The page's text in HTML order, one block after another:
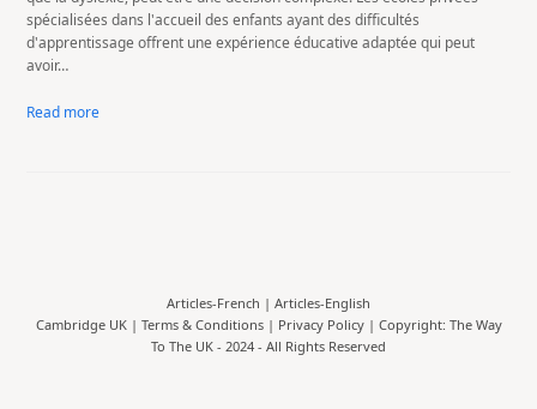
spécialisées dans l'accueil des enfants ayant des difficultés
d'apprentissage offrent une expérience éducative adaptée qui peut
avoir…
Read more
Articles-French | Articles-English
Cambridge UK | Terms & Conditions| Privacy Policy| Copyright: The Way
To The UK - 2024 - All Rights Reserved